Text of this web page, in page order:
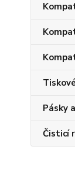
Pásky
Čisticí